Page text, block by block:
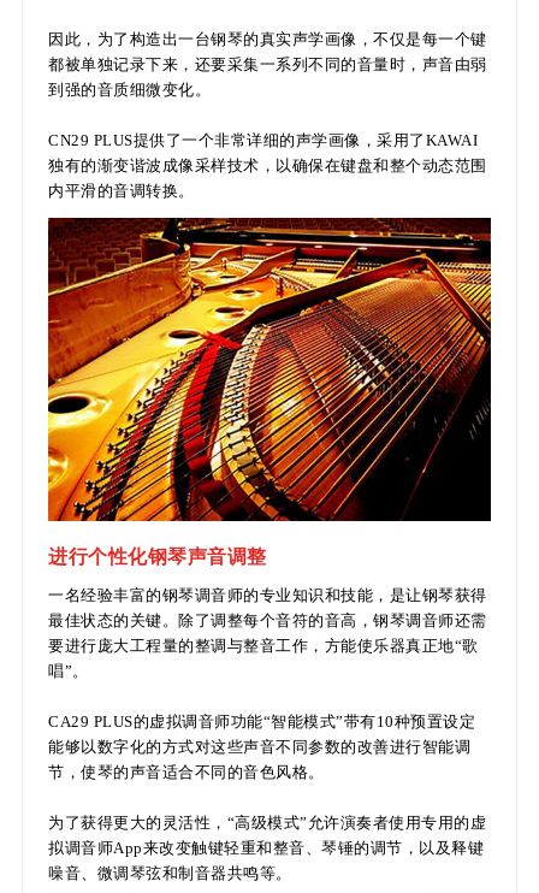
因此，为了构造出一台钢琴的真实声学画像，不仅是每一个键
都被单独记录下来，还要采集一系列不同的音量时，声音由弱
到强的音质细微变化。
CN29 PLUS提供了一个非常详细的声学画像，采用了KAWAI
独有的渐变谐波成像采样技术，以确保在键盘和整个动态范围
内平滑的音调转换。
进行个性化钢琴声音调整
一名经验丰富的钢琴调音师的专业知识和技能，是让钢琴获得
最佳状态的关键。除了调整每个音符的音高，钢琴调音师还需
要进行庞大工程量的整调与整音工作，方能使乐器真正地“歌
唱”。
CA29 PLUS的虚拟调音师功能“智能模式”带有10种预置设定
能够以数字化的方式对这些声音不同参数的改善进行智能调
节，使琴的声音适合不同的音色风格。
为了获得更大的灵活性，“高级模式”允许演奏者使用专用的虚
拟调音师App来改变触键轻重和整音、琴锤的调节，以及释键
噪音、微调琴弦和制音器共鸣等。